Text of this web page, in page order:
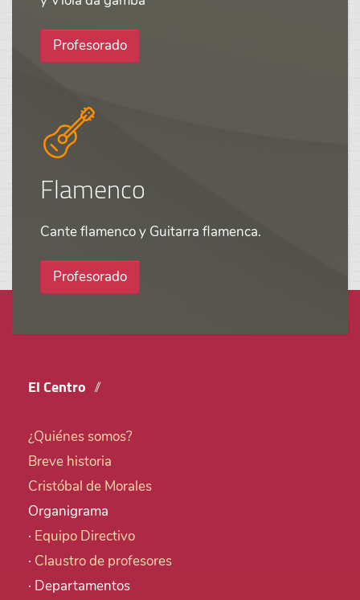
Profesorado
Flamenco
Cante flamenco y Guitarra flamenca.
Profesorado
El Centro
¿Quiénes somos?
Breve historia
Cristóbal de Morales
Organigrama
· Equipo Directivo
· Claustro de profesores
· Departamentos